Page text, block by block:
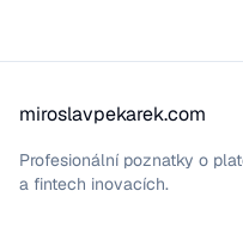
miroslavpekarek.com
Profesionální poznatky o
a fintech inovacích.